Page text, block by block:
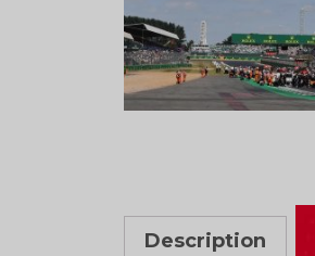
Description